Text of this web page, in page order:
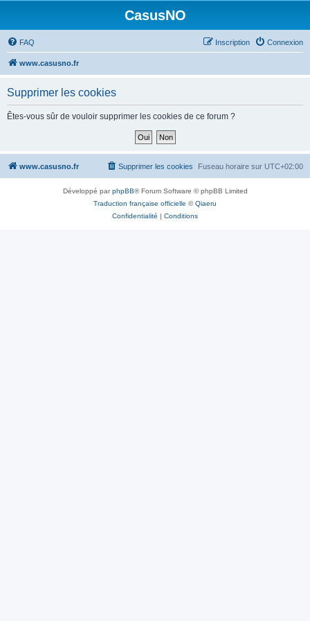
CasusNO
FAQ Connexion
Inscription
www.casusno.fr
Supprimer les cookies
Êtes-vous sûr de vouloir supprimer les cookies de ce forum ?
www.casusno.fr Fuseau horaire sur UTC+02:00
Supprimer les cookies
Développé parphpBB® Forum Software © phpBB Limited
Traduction française officielle ©Qiaeru
Confidentialité | Conditions